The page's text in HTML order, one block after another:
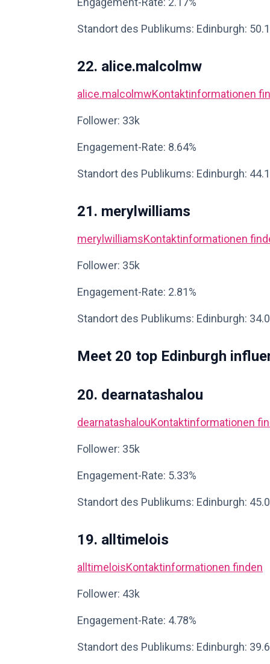
Standort des Publikums: Edinburgh:
22. alice.malcolmw
alice.malcolmwKontaktinformationen
Follower: 33k
Engagement-Rate: 8.64%
Standort des Publikums: Edinburgh:
21. merylwilliams
merylwilliamsKontaktinformationen
Follower: 35k
Engagement-Rate: 2.81%
Standort des Publikums: Edinburgh:
Meet 20 top Edinburgh
20. dearnatashalou
dearnatashalouKontaktinformationen
Follower: 35k
Engagement-Rate: 5.33%
Standort des Publikums: Edinburgh:
19. alltimelois
alltimeloisKontaktinformationen finden
Follower: 43k
Engagement-Rate: 4.78%
Standort des Publikums: Edinburgh: